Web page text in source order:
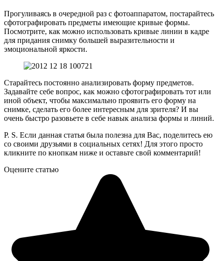
Прогуливаясь в очередной раз с фотоаппаратом, постарайтесь
сфотографировать предметы имеющие кривые формы.
Посмотрите, как можно использовать кривые линии в кадре
для придания снимку большей выразительности и
эмоциональной яркости.
Старайтесь постоянно анализировать форму предметов.
Задавайте себе вопрос, как можно сфотографировать тот или
иной объект, чтобы максимально проявить его форму на
снимке, сделать его более интересным для зрителя? И вы
очень быстро разовьете в себе навык анализа формы и линий.
P. S. Если данная статья была полезна для Вас, поделитесь ею
со своими друзьями в социальных сетях! Для этого просто
кликните по кнопкам ниже и оставьте свой комментарий!
Оцените статью